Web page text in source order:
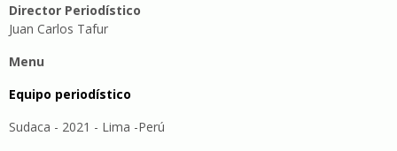
Director Periodístico
Juan Carlos Tafur
Menu
Equipo periodístico
Sudaca - 2021 - Lima -Perú